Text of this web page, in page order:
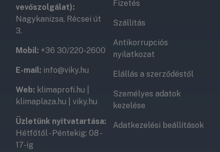
kültéri egységből (amely a kompresszort tartalmazza
és a falon kívül kap helyet) és egy ahhoz csatlakozó
beltéri egységből (amely a szobában fújja a levegőt).
Ha később még egy szobába szeretnék klímát,
ráköthetem erre a kültérire?
Nem. A mono split klímák sajátossága, hogy egy kültéri
egység kizárólag egyetlen beltéri egységet tud
kiszolgálni. Ha már most tudja, hogy több szobát
szeretne hűteni egyetlen kültéri egységgel, akkor
vevőszolgálat):
Nagykanizsa, Récsei út
3.
Mobil: +36 30/220-2600
E-mail: info@viky.hu
Web: klimaprofi.hu
klimaplaza.hu
viky.hu
Üzletünk nyitvatartása:
Hétfőtől - Péntekig: 08 -
17-ig
Fizetés
Szállítás
Antikorrupciós
nyilatkozat
Elállás a szerződéstől
Személyes adatok
kezelése
Adatkezelési beállítások